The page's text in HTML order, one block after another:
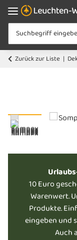
Zurück zur Liste
10 Euro
Warenwert.
Produkte.
eingeben und
Auch